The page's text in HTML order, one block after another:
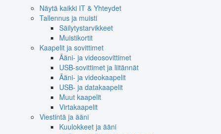
Näytä kaikki IT & Yhteydet
Tallennus ja muisti
Säilytystarvikkeet
Muistikortit
Kaapelit ja sovittimet
Ääni- ja videosovittimet
USB-sovittimet ja liitännät
Ääni- ja videokaapelit
USB- ja datakaapelit
Muut kaapelit
Virtakaapelit
Viestintä ja ääni
Kuulokkeet ja ääni